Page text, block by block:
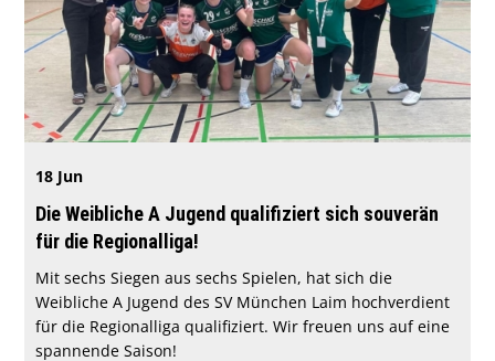
18 Jun
Die Weibliche A Jugend qualifiziert sich souverän
für die Regionalliga!
Mit sechs Siegen aus sechs Spielen, hat sich die
Weibliche A Jugend des SV München Laim hochverdient
für die Regionalliga qualifiziert. Wir freuen uns auf eine
spannende Saison!